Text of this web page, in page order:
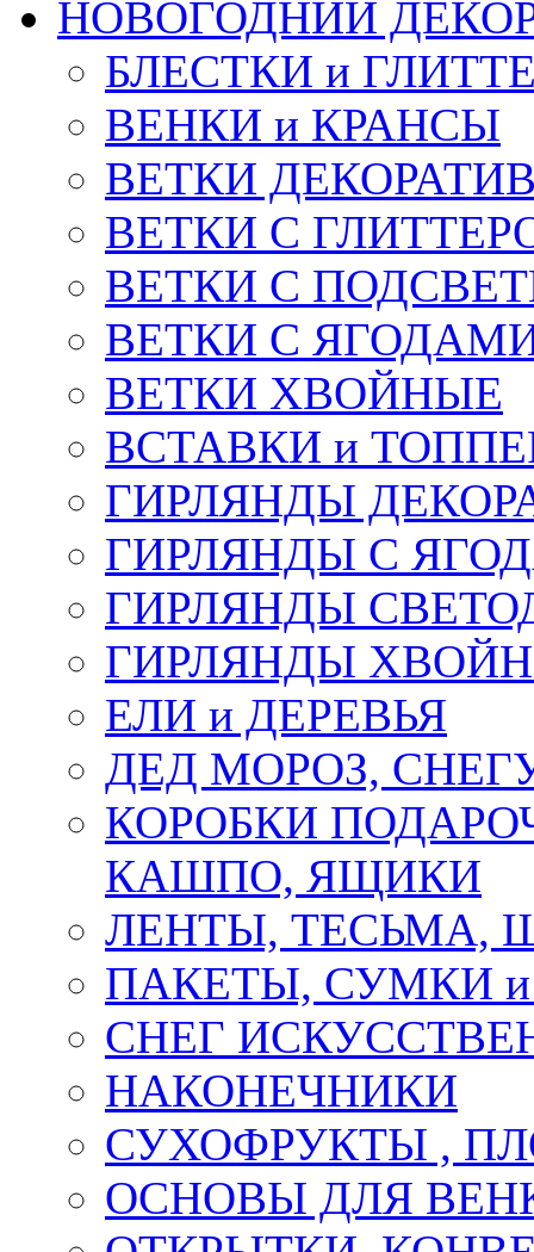
НОВОГОДНИЙ
БЛЕСТКИ и
ВЕНКИ и КРАНСЫ
ВЕТКИ
ВЕТКИ С
ВЕТКИ С
ВЕТКИ С
ВЕТКИ ХВОЙНЫЕ
ВСТАВКИ и
ГИРЛЯНДЫ
ГИРЛЯНДЫ С
ГИРЛЯНДЫ
ГИРЛЯНДЫ
ЕЛИ и ДЕРЕВЬЯ
ДЕД МОРОЗ,
КОРОБКИ
КАШПО, ЯЩИКИ
ЛЕНТЫ, ТЕСЬМА,
ПАКЕТЫ, СУМКИ
СНЕГ
НАКОНЕЧНИКИ
СУХОФРУКТЫ ,
ОСНОВЫ ДЛЯ